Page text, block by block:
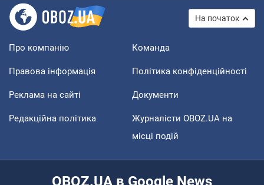
На початок
Про компанію Команда
Правова інформація Політика конфіденційності
Реклама на сайті Документи
Редакційна політика
Журналісти OBOZ.UA на
місці подій
OBOZ.UA в Google News